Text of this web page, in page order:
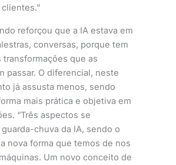
reforçou que a IA estava em
conversas, porque tem
transformações que as
passar. O diferencial, neste
já assusta menos, sendo
mais prática e objetiva em
“Três aspectos se
chuva da IA, sendo o
nova forma que temos de nos
Um novo conceito de